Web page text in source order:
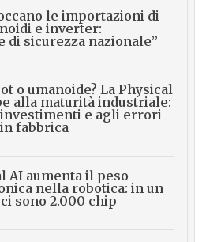
le importazioni di
e inverter:
di sicurezza nazionale”
o umanoide? La Physical
alla maturità industriale:
e agli errori
fabbrica
AI aumenta il peso
nella robotica: in un
sono 2.000 chip